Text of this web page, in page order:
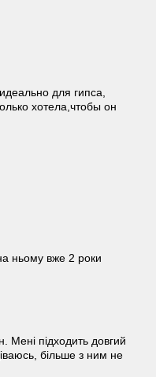
для гипса,
хотела,чтобы он
ньому вже 2 роки
Мені підходить довгий
більше з ним не